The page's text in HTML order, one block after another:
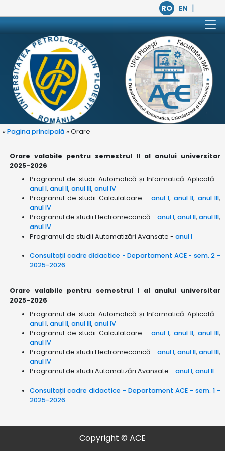
RO EN |
» Pagina principală » Orare
Orare valabile pentru semestrul II al anului universitar
2025-2026
Programul de studii Automatică și Informatică Aplicată -
anul I, anul II, anul III, anul IV
Programul de studii Calculatoare - anul I, anul II, anul III,
anul IV
Programul de studii Electromecanică - anul I, anul II, anul III,
anul IV
Programul de studii Automatizări Avansate - anul I
Consultații cadre didactice - Departament ACE - sem. 2 -
2025-2026
Orare valabile pentru semestrul I al anului universitar
2025-2026
Programul de studii Automatică și Informatică Aplicată -
anul I, anul II, anul III, anul IV
Programul de studii Calculatoare - anul I, anul II, anul III,
anul IV
Programul de studii Electromecanică - anul I, anul II, anul III,
anul IV
Programul de studii Automatizări Avansate - anul I, anul II
Consultații cadre didactice - Departament ACE - sem. 1 -
2025-2026
Copyright © ACE